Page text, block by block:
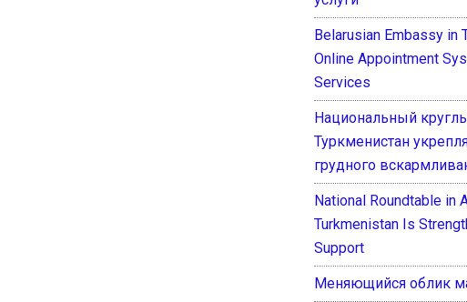
Belarusian Embassy in
Online Appointment
Services
Национальный
Туркменистан
грудного
National Roundtable in
Turkmenistan Is
Support
Меняющийся облик